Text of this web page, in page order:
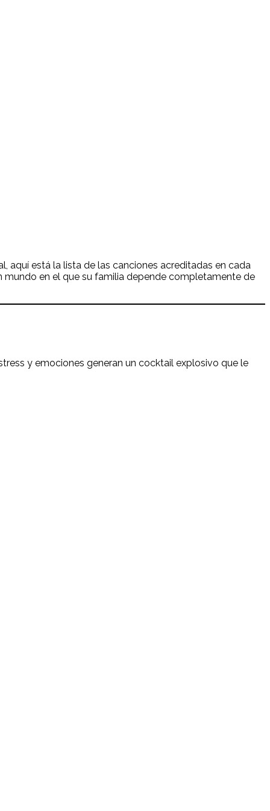
aquí está la lista de las canciones acreditadas en cada
mundo en el que su familia depende completamente de
y emociones generan un cocktail explosivo que le